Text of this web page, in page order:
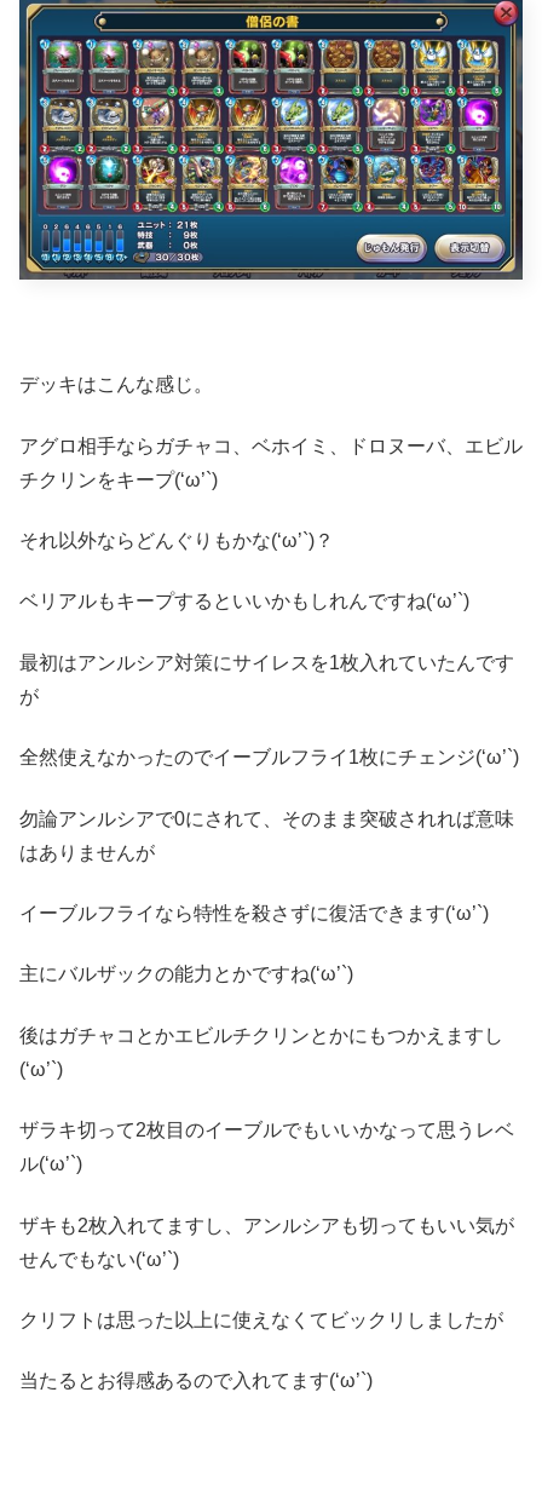
デッキはこんな感じ。
アグロ相手ならガチャコ、ベホイミ、ドロヌーバ、エビル
チクリンをキープ(‘ω’`)
それ以外ならどんぐりもかな(‘ω’`)？
ベリアルもキープするといいかもしれんですね(‘ω’`)
最初はアンルシア対策にサイレスを1枚入れていたんです
が
全然使えなかったのでイーブルフライ1枚にチェンジ(‘ω’`)
勿論アンルシアで0にされて、そのまま突破されれば意味
はありませんが
イーブルフライなら特性を殺さずに復活できます(‘ω’`)
主にバルザックの能力とかですね(‘ω’`)
後はガチャコとかエビルチクリンとかにもつかえますし
(‘ω’`)
ザラキ切って2枚目のイーブルでもいいかなって思うレベ
ル(‘ω’`)
ザキも2枚入れてますし、アンルシアも切ってもいい気が
せんでもない(‘ω’`)
クリフトは思った以上に使えなくてビックリしましたが
当たるとお得感あるので入れてます(‘ω’`)